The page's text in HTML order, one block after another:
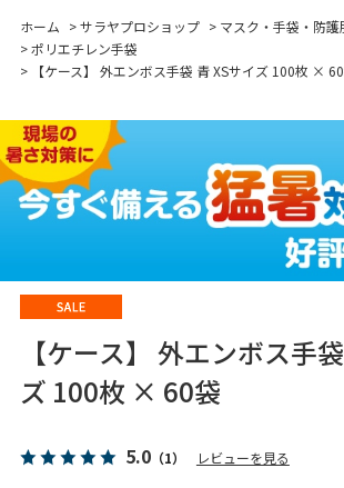
ホーム >サラヤプロショップ > マスク・手袋・防護
>ポリエチレン手袋
>
【ケース】 外エンボス手袋 青 XSサイズ 100枚 ×
【ケース】 外エンボス手
ズ 100枚 × 60袋
5.0（1） レビューを見る